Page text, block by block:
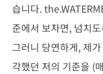
습니다.
준에서 보자면, 넘치
그러니 당연하게, 제
각했던 저의 기준을 (